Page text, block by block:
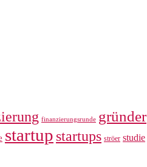
finanzierungsrunde gründer
startup startups ströer studie